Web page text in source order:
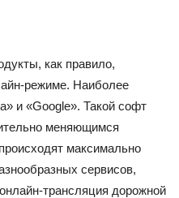
как правило,
режиме. Наиболее
и «Google». Такой софт
меняющимся
максимально
сервисов,
трансляция дорожной